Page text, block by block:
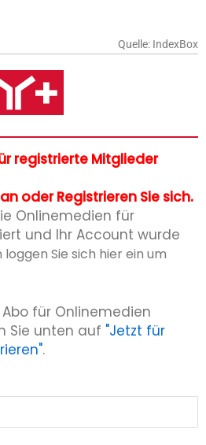
Quelle: IndexBox
registrierte Mitglieder
oder Registrieren Sie sich.
Onlinemedien für
und Ihr Account wurde
loggen Sie sich hier ein um
für Onlinemedien
Sie unten auf "Jetzt für
.